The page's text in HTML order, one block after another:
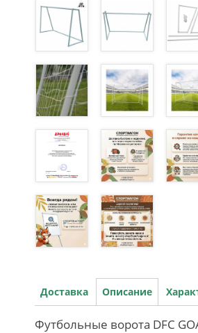
Доставка Описание
Футбольные ворота DFC